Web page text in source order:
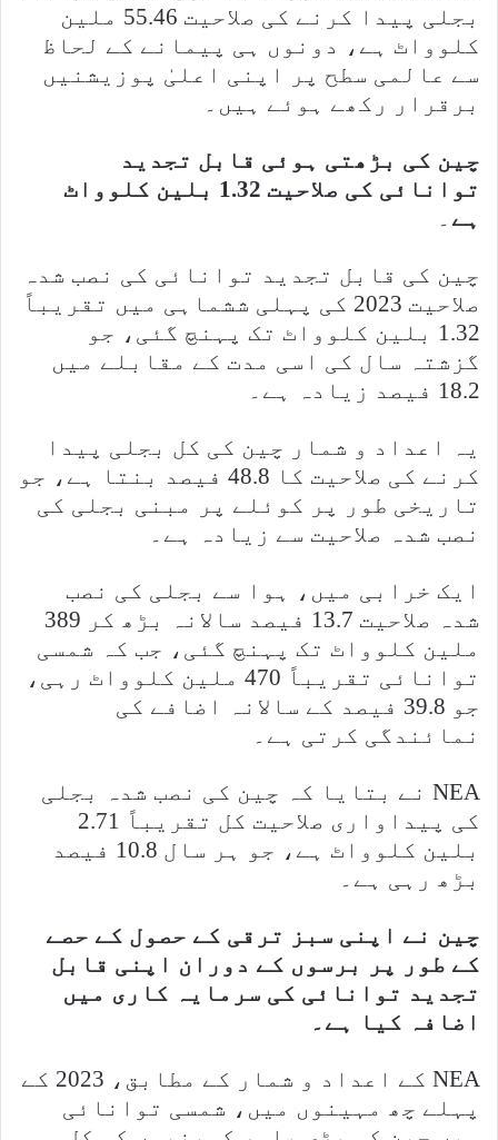
بجلی پیدا کرنے کی صلاحیت 55.46 ملین
کلوواٹ ہے، دونوں ہی پیمانے کے لحاظ
سے عالمی سطح پر اپنی اعلیٰ پوزیشنیں
برقرار رکھے ہوئے ہیں۔
چین کی بڑھتی ہوئی قابل تجدید
توانائی کی صلاحیت 1.32 بلین کلوواٹ
ہے ۔
چین کی قابل تجدید توانائی کی نصب شدہ
صلاحیت 2023 کی پہلی ششماہی میں تقریباً
1.32 بلین کلوواٹ تک پہنچ گئی، جو
گزشتہ سال کی اسی مدت کے مقابلے میں
18.2 فیصد زیادہ ہے۔
یہ اعداد و شمار چین کی کل بجلی پیدا
کرنے کی صلاحیت کا 48.8 فیصد بنتا ہے، جو
تاریخی طور پر کوئلے پر مبنی بجلی کی
نصب شدہ صلاحیت سے زیادہ ہے۔
ایک خرابی میں، ہوا سے بجلی کی نصب
شدہ صلاحیت 13.7 فیصد سالانہ بڑھ کر 389
ملین کلوواٹ تک پہنچ گئی، جب کہ شمسی
توانائی تقریباً 470 ملین کلوواٹ رہی،
جو 39.8 فیصد کے سالانہ اضافے کی
نمائندگی کرتی ہے۔
NEA نے بتایا کہ چین کی نصب شدہ بجلی
کی پیداواری صلاحیت کل تقریباً 2.71
بلین کلوواٹ ہے، جو ہر سال 10.8 فیصد
بڑھ رہی ہے۔
چین نے اپنی سبز ترقی کے حصول کے حصے
کے طور پر برسوں کے دوران اپنی قابل
تجدید توانائی کی سرمایہ کاری میں
اضافہ کیا ہے۔
NEA کے اعداد و شمار کے مطابق، 2023 کے
پہلے چھ مہینوں میں، شمسی توانائی